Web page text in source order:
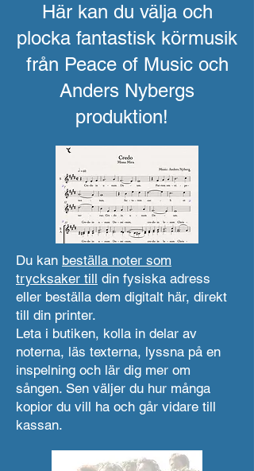
Här kan du välja och
plocka fantastisk körmusik
från Peace of Music och
Anders Nybergs
produktion!
Du kan beställa noter som
trycksaker till din fysiska adress
eller beställa dem digitalt här, direkt
till din printer.
Leta i butiken, kolla in delar av
noterna, läs texterna, lyssna på en
inspelning och lär dig mer om
sången. Sen väljer du hur många
kopior du vill ha och går vidare till
kassan.